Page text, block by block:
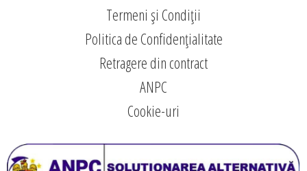
Termeni și Condiții
Politica de Confidențialitate
Retragere din contract
ANPC
Cookie-uri